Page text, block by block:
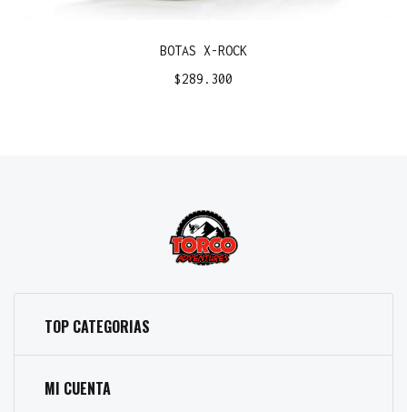
BOTAS X-ROCK
$289.300
TOP CATEGORIAS
MI CUENTA